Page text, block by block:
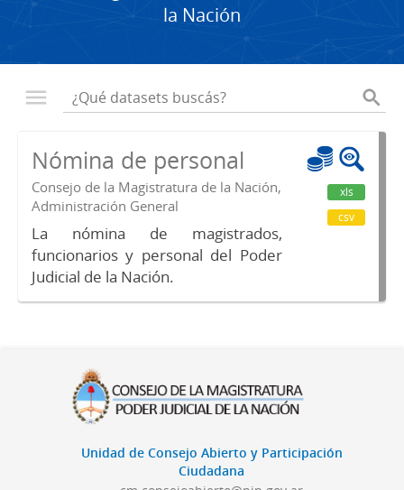
la Nación
Nómina de personal
Consejo de la Magistratura de la Nación,
Administración General
La nómina de magistrados,
funcionarios y personal del Poder
Judicial de la Nación.
xls
csv
Unidad de Consejo Abierto y Participación
Ciudadana